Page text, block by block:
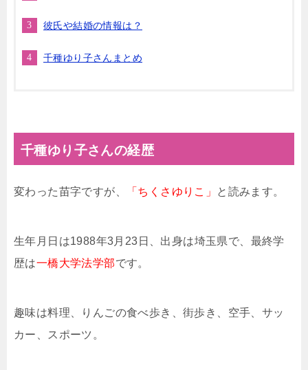
彼氏や結婚の情報は？
千種ゆり子さんまとめ
千種ゆり子さんの経歴
変わった苗字ですが、 「ちくさゆりこ」 と読みます。
生年月日は1988年3月23日、出身は埼玉県で、最終学
歴は一橋大学法学部です。
趣味は料理、りんごの食べ歩き、街歩き、空手、サッ
カー、スポーツ。